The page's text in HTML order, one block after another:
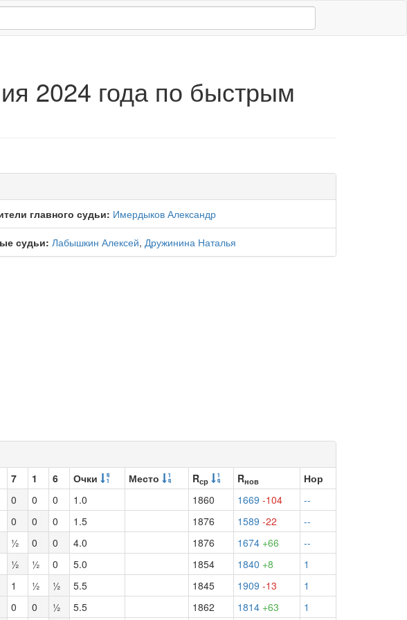
2024 года по быстрым
главного судьи: Имердыков Александр
судьи: Лабышкин Алексей, Дружинина Наталья
7 1 6 Очки Место Rср Rнов
Нор
0 0 0 1.0 1860 1669 -104
--
0 0 0 1.5 1876 1589 -22
--
½ 0 0 4.0 1876 1674 +66
--
½ ½ 0 5.0 1854 1840 +8
1
1 ½ ½ 5.5 1845 1909 -13
1
0 0 ½ 5.5 1862 1814 +63 1